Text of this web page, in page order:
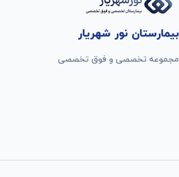
بیمارستان نور شهریار
مجموعه تخصصی و فوق تخصصی